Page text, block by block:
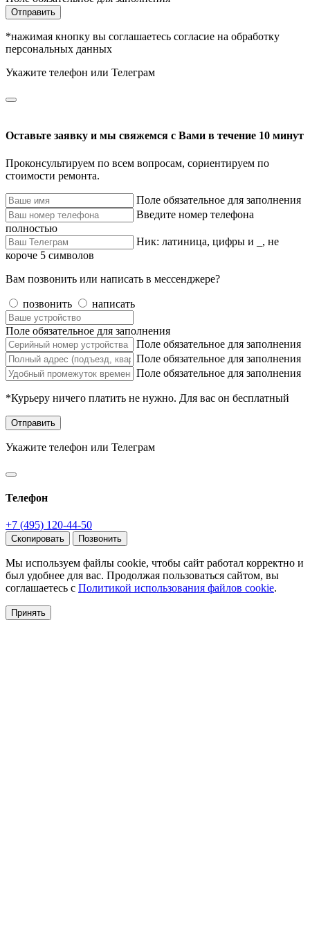
Отправить
*нажимая кнопку вы соглашаетесь согласие на обработку
персональных данных
Укажите телефон или Телеграм
Оставьте заявку и мы свяжемся с Вами в течение 10 минут
Проконсультируем по всем вопросам, сориентируем по
стоимости ремонта.
Поле обязательное для заполнения
Введите номер телефона
полностью
Ник: латиница, цифры и _, не
короче 5 символов
Вам позвонить или написать в мессенджере?
позвонить написать
Поле обязательное для заполнения
Поле обязательное для заполнения
Поле обязательное для заполнения
Поле обязательное для заполнения
*Курьеру ничего платить не нужно. Для вас он бесплатный
Отправить
Укажите телефон или Телеграм
Телефон
+7 (495) 120-44-50
Скопировать Позвонить
Мы используем файлы cookie, чтобы сайт работал корректно и
был удобнее для вас. Продолжая пользоваться сайтом, вы
соглашаетесь с Политикой использования файлов cookie.
Принять